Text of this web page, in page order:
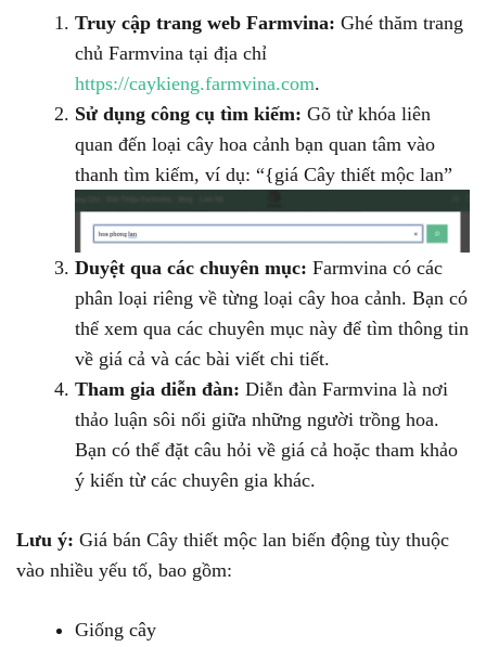
Truy cập trang web Farmvina: Ghé thăm trang
chủ Farmvina tại địa chỉ
https://caykieng.farmvina.com.
Sử dụng công cụ tìm kiếm: Gõ từ khóa liên
quan đến loại cây hoa cảnh bạn quan tâm vào
thanh tìm kiếm, ví dụ: “{giá Cây thiết mộc lan”
Duyệt qua các chuyên mục: Farmvina có các
phân loại riêng về từng loại cây hoa cảnh. Bạn có
thể xem qua các chuyên mục này để tìm thông tin
về giá cả và các bài viết chi tiết.
Tham gia diễn đàn: Diễn đàn Farmvina là nơi
thảo luận sôi nổi giữa những người trồng hoa.
Bạn có thể đặt câu hỏi về giá cả hoặc tham khảo
ý kiến từ các chuyên gia khác.
Lưu ý: Giá bán Cây thiết mộc lan biến động tùy thuộc
vào nhiều yếu tố, bao gồm:
Giống cây